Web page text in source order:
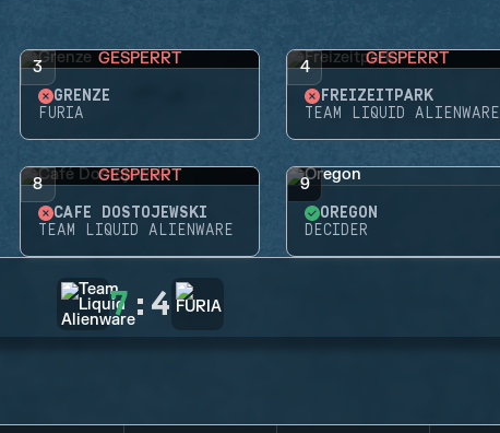
3 GESPERRT
GRENZE
FURIA
4 GESPERRT
FREIZEITPARK
TEAM LIQUID ALIENWARE
8 GESPERRT
CAFÉ DOSTOJEWSKI
TEAM LIQUID ALIENWARE
9
OREGON
DECIDER
7 : 4